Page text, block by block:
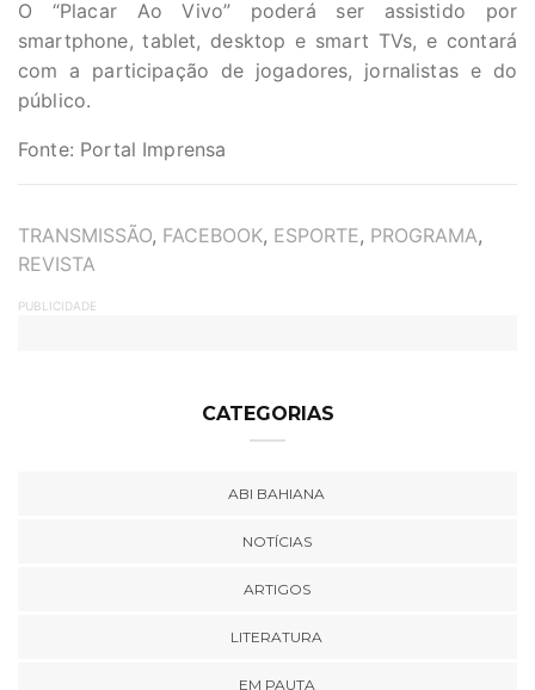
O “Placar Ao Vivo” poderá ser assistido por
smartphone, tablet, desktop e smart TVs, e contará
com a participação de jogadores, jornalistas e do
público.
Fonte: Portal Imprensa
TAGS
TRANSMISSÃO, FACEBOOK, ESPORTE, PROGRAMA,
REVISTA
PUBLICIDADE
CATEGORIAS
ABI BAHIANA
NOTÍCIAS
ARTIGOS
LITERATURA
EM PAUTA